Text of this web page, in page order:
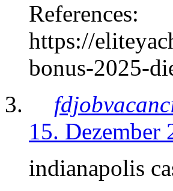
References:
https://
bonus-2025-
15. Dezember
indianapolis